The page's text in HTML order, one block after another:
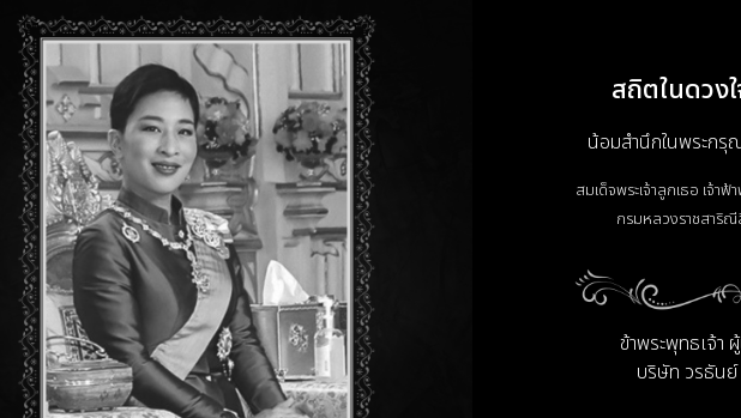
60Hz (4:2:0, 8-bit)
งานอุปกรณ์ผ่านสาย HDMI ได้)
ะข้อมูลแบบไม่บีบอัด ได้พร้อมกัน
7 เส้นเดียว ระยะ 100 เมตร (ที่ 1080p60)
ได้แก่ วิดีโอ/ออดิโอ, Ethernet, จ่ายไฟ 48V (PoH), และการควบคุม (IR/RS-232 สองทาง)
ากตัวรับสัญญาณ (Receiver) เพื่อจ่ายไฟไปยังตัวส่ง (Transmitter) ได้ (ถ้ารุ่นรองรับ)
สถิตในดวง
น้อมสำนึกในพระก
สมเด็จพระเจ้าลูกเธอ เจ้า
กรมหลวงราชสาริ
ข้าพระพุทธเจ้า
บริษัท วรธันย์